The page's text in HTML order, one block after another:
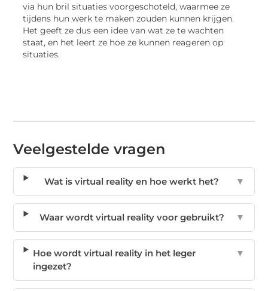
via hun bril situaties voorgeschoteld, waarmee ze
tijdens hun werk te maken zouden kunnen krijgen.
Het geeft ze dus een idee van wat ze te wachten
staat, en het leert ze hoe ze kunnen reageren op
situaties.
Veelgestelde vragen
Wat is virtual reality en hoe werkt het? ▼
Waar wordt virtual reality voor gebruikt? ▼
Hoe wordt virtual reality in het leger
ingezet?
▼